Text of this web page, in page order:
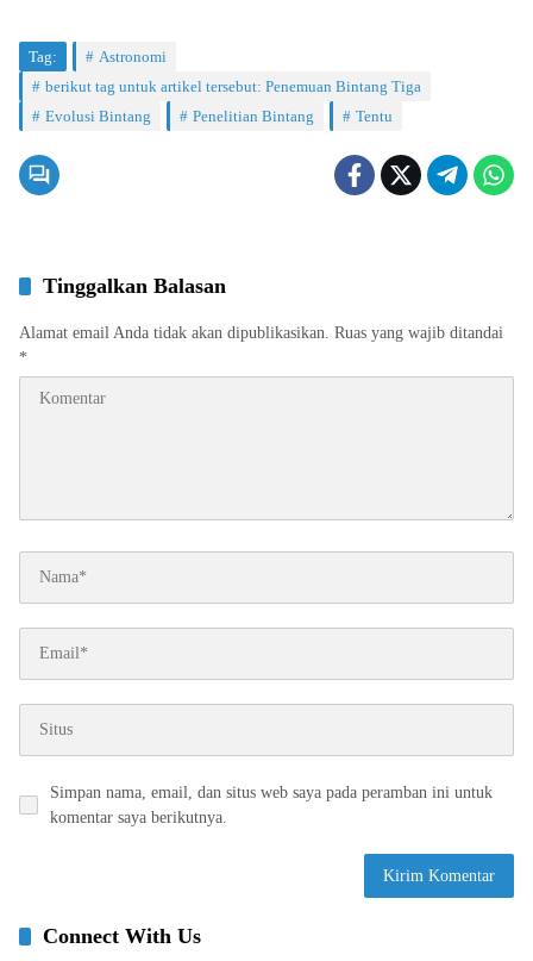
Tag:
Astronomi
berikut tag untuk artikel tersebut: Penemuan Bintang Tiga
Evolusi Bintang
Penelitian Bintang Tentu
Tinggalkan Balasan
Alamat email Anda tidak akan dipublikasikan. Ruas yang wajib ditandai
*
Simpan nama, email, dan situs web saya pada peramban ini untuk
komentar saya berikutnya.
Connect With Us